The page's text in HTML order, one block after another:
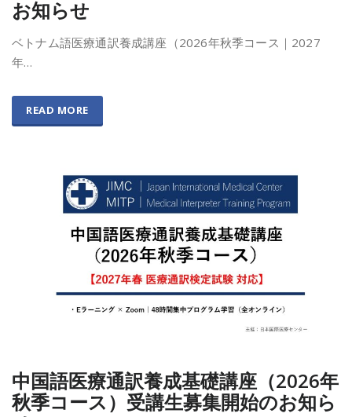
お知らせ
ベトナム語医療通訳養成講座（2026年秋季コース｜2027
年…
READ MORE
中国語医療通訳養成基礎講座（2026年
秋季コース）受講生募集開始のお知ら